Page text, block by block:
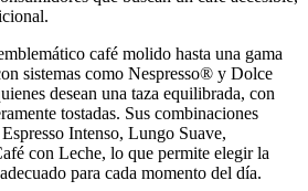
café molido hasta una gama
sistemas como Nespresso® y Dolce
desean una taza equilibrada, con
tostadas. Sus combinaciones
Intenso, Lungo Suave,
con Leche, lo que permite elegir la
para cada momento del día.